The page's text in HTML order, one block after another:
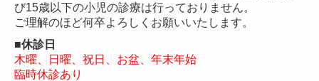
び15歳以下の小児の診療は行っておりません。
ご理解のほど何卒よろしくお願いいたします。
■休診日
木曜、日曜、祝日、お盆、年末年始
臨時休診あり